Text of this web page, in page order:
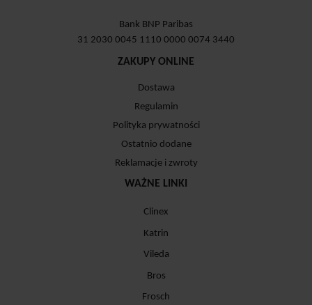
Bank BNP Paribas
31 2030 0045 1110 0000 0074 3440
ZAKUPY ONLINE
Dostawa
Regulamin
Polityka prywatności
Ostatnio dodane
Reklamacje i zwroty
WAŻNE LINKI
Clinex
Katrin
Vileda
Bros
Frosch